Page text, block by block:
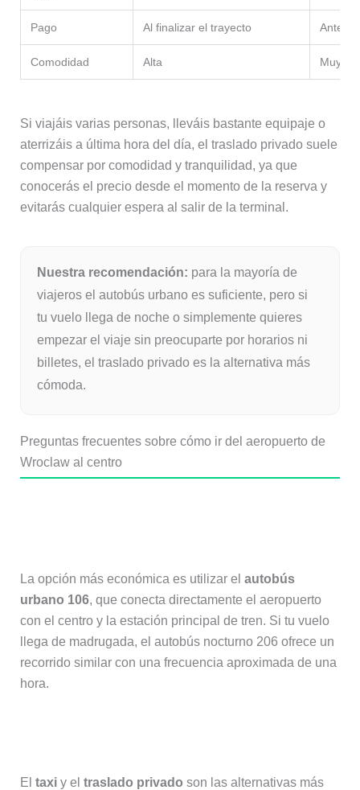
Pago Al finalizar el trayecto Antes
Comodidad Alta Muy
Si viajáis varias personas, lleváis bastante equipaje o
aterrizáis a última hora del día, el traslado privado suele
compensar por comodidad y tranquilidad, ya que
conocerás el precio desde el momento de la reserva y
evitarás cualquier espera al salir de la terminal.
Nuestra recomendación: para la mayoría de
viajeros el autobús urbano es suficiente, pero si
tu vuelo llega de noche o simplemente quieres
empezar el viaje sin preocuparte por horarios ni
billetes, el traslado privado es la alternativa más
cómoda.
Preguntas frecuentes sobre cómo ir del aeropuerto de
Wroclaw al centro
La opción más económica es utilizar el autobús
urbano 106, que conecta directamente el aeropuerto
con el centro y la estación principal de tren. Si tu vuelo
llega de madrugada, el autobús nocturno 206 ofrece un
recorrido similar con una frecuencia aproximada de una
hora.
El taxiy el traslado privado son las alternativas más